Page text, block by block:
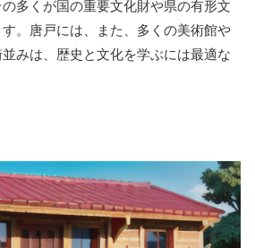
多くが国の重要文化財や県の有形文
。唐戸には、また、多くの美術館や
みは、歴史と文化を学ぶには最適な